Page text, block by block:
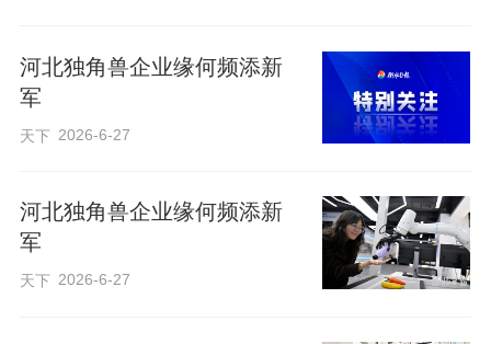
高度认可，也展现出雄安作为新时代创新
高地和创业热土的勃勃生机。”
有怎样的吸引力？在未来之城的热土上，
它经历了怎样的故事？
河北独角兽企业缘何频添新
军
天下 2026-6-27
河北独角兽企业缘何频添新
军
天下 2026-6-27